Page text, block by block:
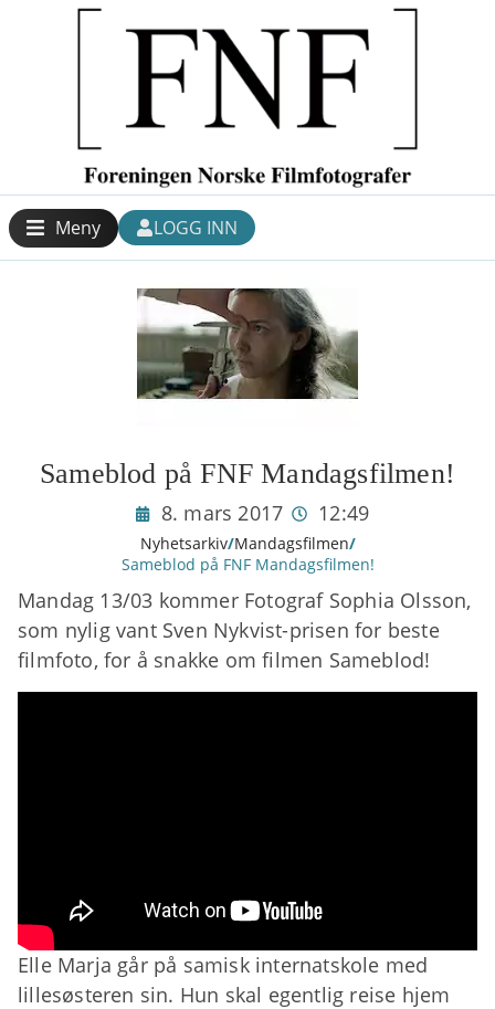
Meny LOGG INN
Sameblod på FNF Mandagsfilmen!
8. mars 2017 12:49
Nyhetsarkiv/Mandagsfilmen/
Sameblod på FNF Mandagsfilmen!
Mandag 13/03 kommer Fotograf Sophia Olsson,
som nylig vant Sven Nykvist-prisen for beste
filmfoto, for å snakke om filmen Sameblod!
Elle Marja går på samisk internatskole med
lillesøsteren sin. Hun skal egentlig reise hjem